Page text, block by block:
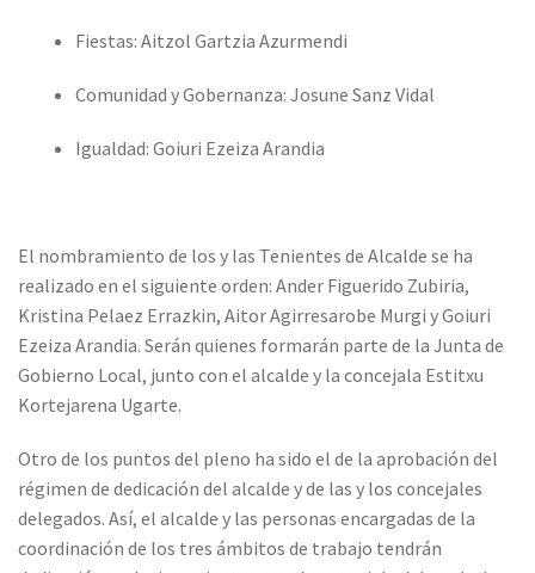
Fiestas: Aitzol Gartzia Azurmendi
Comunidad y Gobernanza: Josune Sanz Vidal
Igualdad: Goiuri Ezeiza Arandia
El nombramiento de los y las Tenientes de Alcalde se ha
realizado en el siguiente orden: Ander Figuerido Zubiria,
Kristina Pelaez Errazkin, Aitor Agirresarobe Murgi y Goiuri
Ezeiza Arandia. Serán quienes formarán parte de la Junta de
Gobierno Local, junto con el alcalde y la concejala Estitxu
Kortejarena Ugarte.
Otro de los puntos del pleno ha sido el de la aprobación del
régimen de dedicación del alcalde y de las y los concejales
delegados. Así, el alcalde y las personas encargadas de la
coordinación de los tres ámbitos de trabajo tendrán